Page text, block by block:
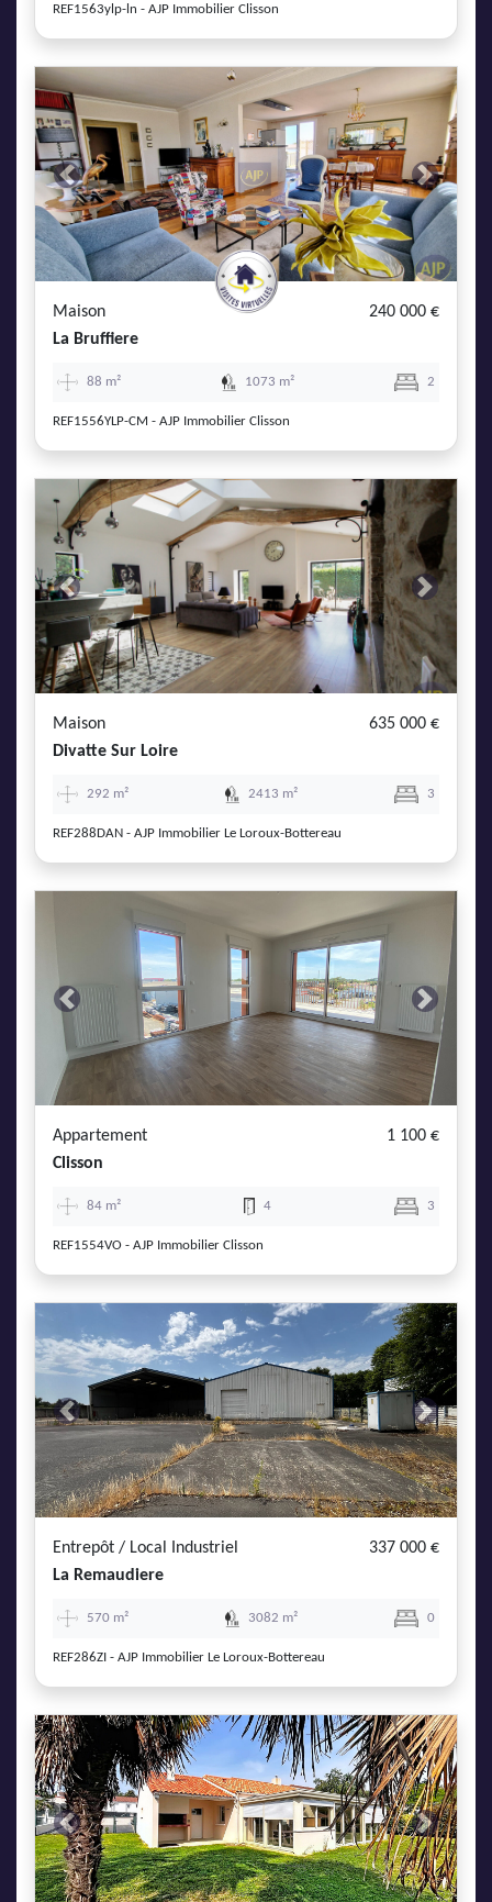
REF1563ylp-ln - AJP Immobilier Clisson
Previous Next
Maison
240 000 €
La Bruffiere
88 m² 1073 m² 2
REF1556YLP-CM - AJP Immobilier Clisson
Previous Next
Maison
635 000 €
Divatte Sur Loire
292 m² 2413 m² 3
REF288DAN - AJP Immobilier Le Loroux-Bottereau
Previous Next
Appartement
1 100 €
Clisson
84 m² 4 3
REF1554VO - AJP Immobilier Clisson
Previous Next
Entrepôt / Local Industriel
337 000 €
La Remaudiere
570 m² 3082 m² 0
REF286ZI - AJP Immobilier Le Loroux-Bottereau
Previous Next